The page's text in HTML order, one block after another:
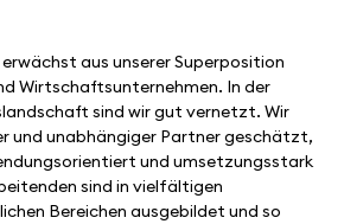
aus unserer Superposition
Wirtschaftsunternehmen. In der
sind wir gut vernetzt. Wir
und unabhängiger Partner geschätzt,
und umsetzungsstark
sind in vielfältigen
Bereichen ausgebildet und so